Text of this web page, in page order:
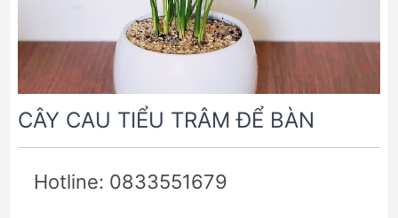
CÂY CAU TIỂU TRÂM ĐỂ BÀN
Hotline: 0833551679